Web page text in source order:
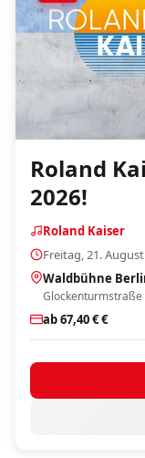
Roland
2026!
Roland Kaiser
Freitag, 21.
Waldbühne
Glockenturmstraße
ab 67,40 € €